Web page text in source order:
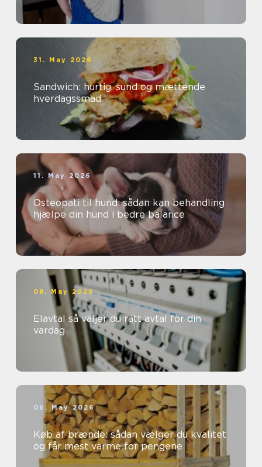
31. May 2026
Sandwich: hurtig, sund og mættende
hverdagssmad
11. May 2026
Osteopati til hund: sådan kan behandling
hjælpe din hund i bedre balance
08. May 2026
Elavtal så väljer du rätt avtal för din
vardag
06. May 2026
Køb af brænde: sådan vælger du kvalitet
og får mest varme for pengene